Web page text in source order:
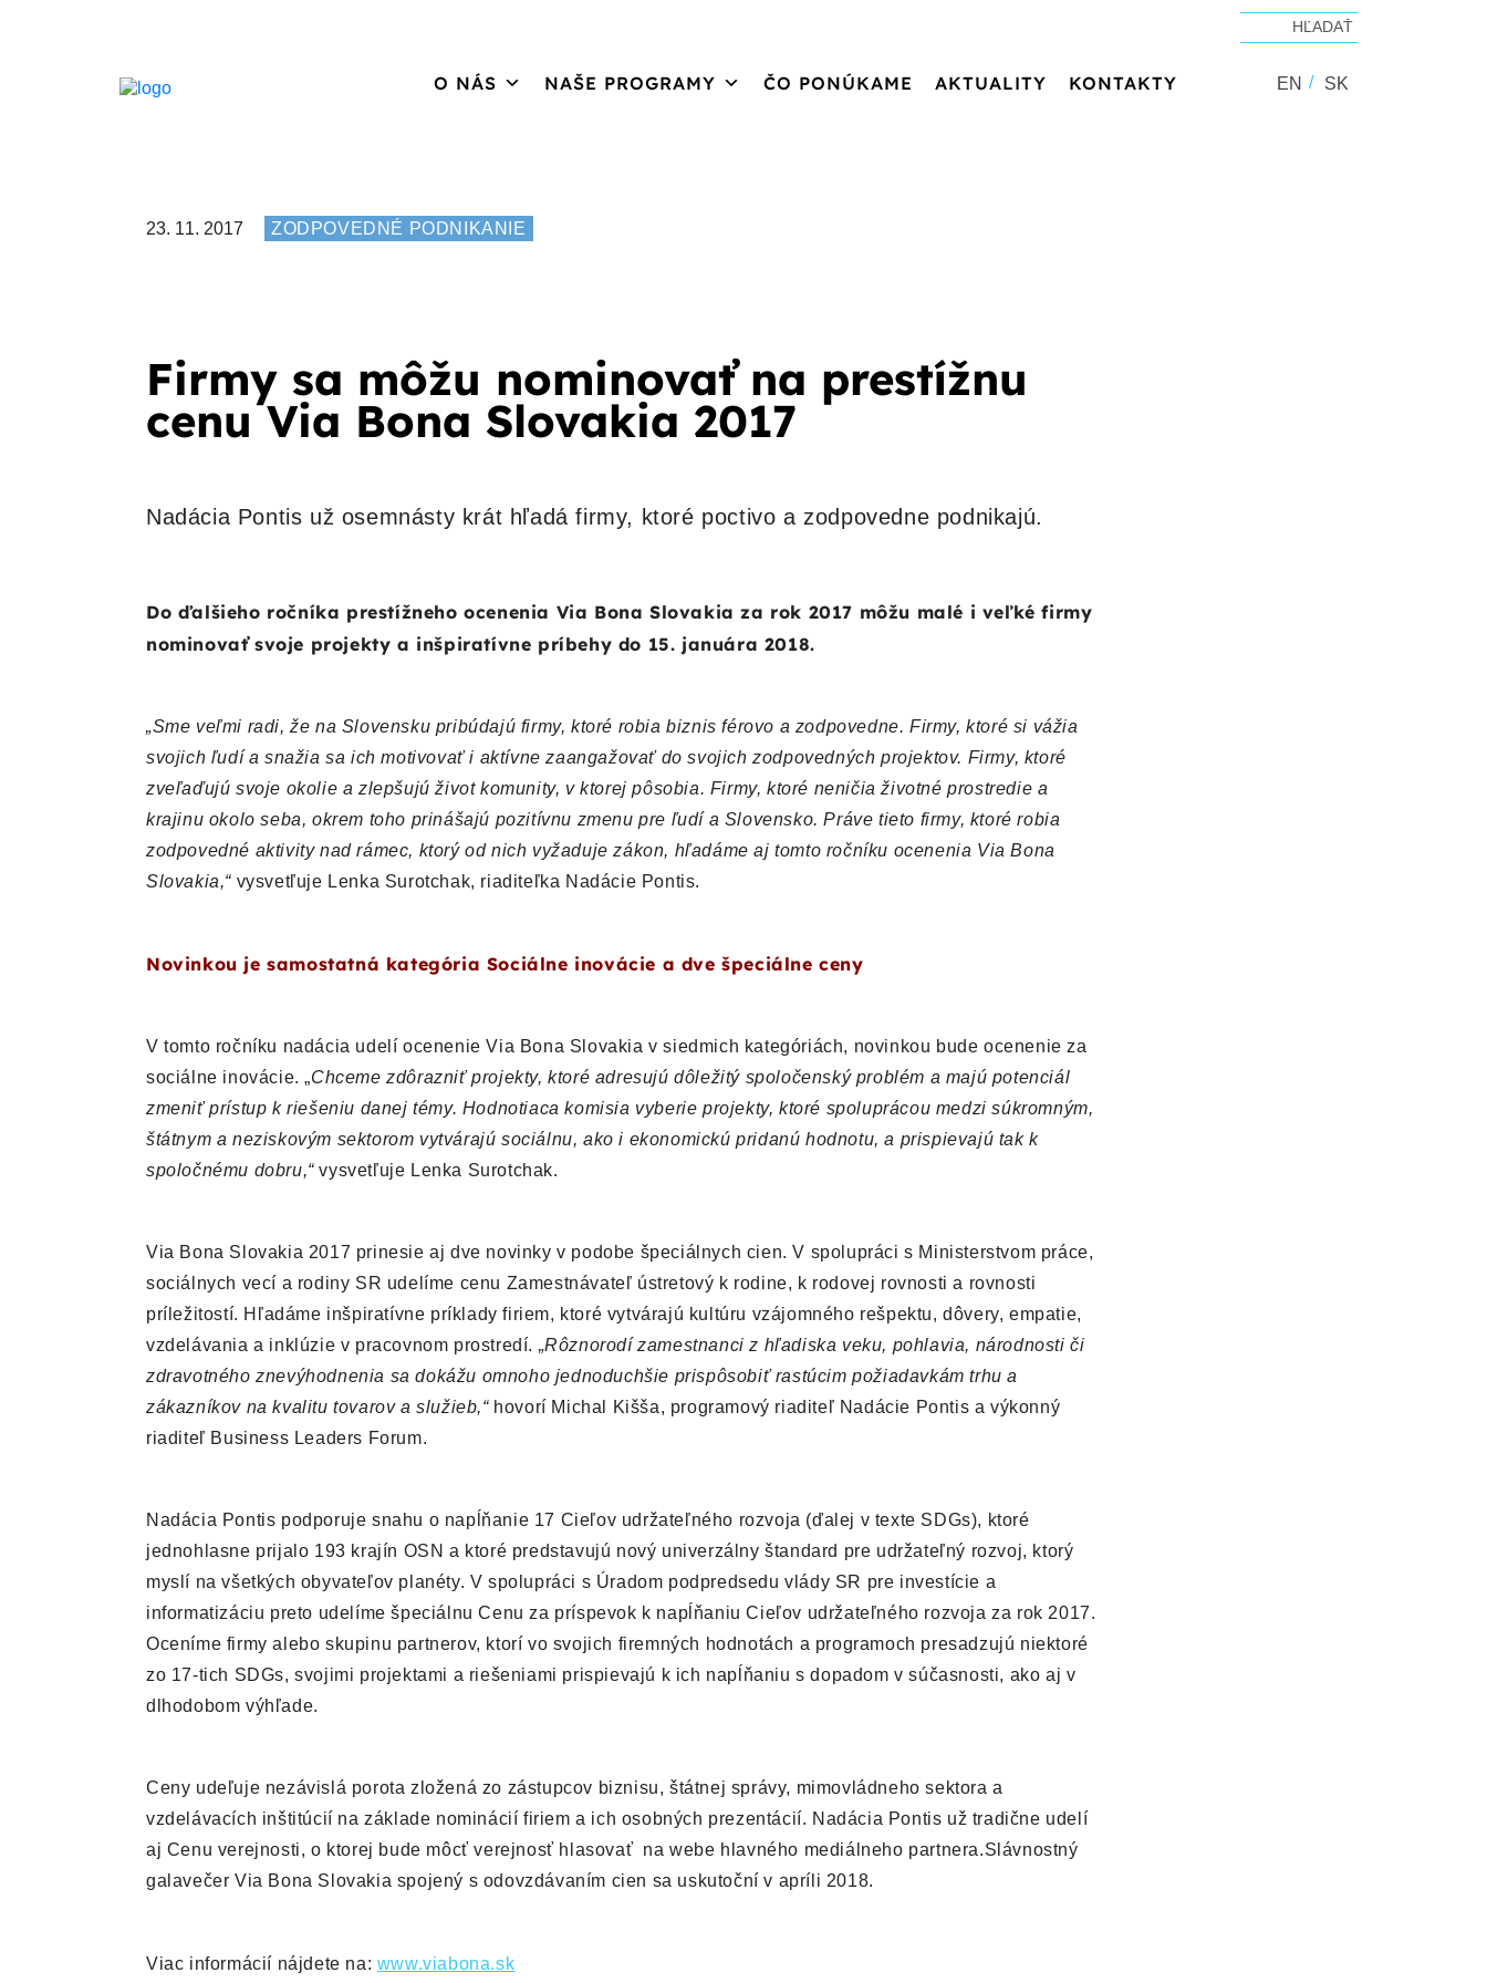
O NÁS NAŠE PROGRAMY ČO PONÚKAME AKTUALITY KONTAKTY EN SK
23. 11. 2017 ZODPOVEDNÉ PODNIKANIE
Firmy sa môžu nominovať na prestížnu
cenu Via Bona Slovakia 2017
Nadácia Pontis už osemnásty krát hľadá firmy, ktoré poctivo a zodpovedne podnikajú.
Do ďalšieho ročníka prestížneho ocenenia Via Bona Slovakia za rok 2017 môžu malé i veľké firmy
nominovať svoje projekty a inšpiratívne príbehy do 15. januára 2018.
„Sme veľmi radi, že na Slovensku pribúdajú firmy, ktoré robia biznis férovo a zodpovedne. Firmy, ktoré si vážia
svojich ľudí a snažia sa ich motivovať i aktívne zaangažovať do svojich zodpovedných projektov. Firmy, ktoré
zveľaďujú svoje okolie a zlepšujú život komunity, v ktorej pôsobia. Firmy, ktoré neničia životné prostredie a
krajinu okolo seba, okrem toho prinášajú pozitívnu zmenu pre ľudí a Slovensko. Práve tieto firmy, ktoré robia
zodpovedné aktivity nad rámec, ktorý od nich vyžaduje zákon, hľadáme aj tomto ročníku ocenenia Via Bona
Slovakia,“ vysvetľuje Lenka Surotchak, riaditeľka Nadácie Pontis.
Novinkou je samostatná kategória Sociálne inovácie a dve špeciálne ceny
V tomto ročníku nadácia udelí ocenenie Via Bona Slovakia v siedmich kategóriách, novinkou bude ocenenie za
sociálne inovácie. „Chceme zdôrazniť projekty, ktoré adresujú dôležitý spoločenský problém a majú potenciál
zmeniť prístup k riešeniu danej témy. Hodnotiaca komisia vyberie projekty, ktoré spoluprácou medzi súkromným,
štátnym a neziskovým sektorom vytvárajú sociálnu, ako i ekonomickú pridanú hodnotu, a prispievajú tak k
spoločnému dobru,“vysvetľuje Lenka Surotchak.
Via Bona Slovakia 2017 prinesie aj dve novinky v podobe špeciálnych cien. V spolupráci s Ministerstvom práce,
sociálnych vecí a rodiny SR udelíme cenu Zamestnávateľ ústretový k rodine, k rodovej rovnosti a rovnosti
príležitostí. Hľadáme inšpiratívne príklady firiem, ktoré vytvárajú kultúru vzájomného rešpektu, dôvery, empatie,
vzdelávania a inklúzie v pracovnom prostredí. „Rôznorodí zamestnanci z hľadiska veku, pohlavia, národnosti či
zdravotného znevýhodnenia sa dokážu omnoho jednoduchšie prispôsobiť rastúcim požiadavkám trhu a
zákazníkov na kvalitu tovarov a služieb,“hovorí Michal Kišša, programový riaditeľ Nadácie Pontis a výkonný
riaditeľ Business Leaders Forum.
Nadácia Pontis podporuje snahu o napĺňanie 17 Cieľov udržateľného rozvoja (ďalej v texte SDGs), ktoré
jednohlasne prijalo 193 krajín OSN a ktoré predstavujú nový univerzálny štandard pre udržateľný rozvoj, ktorý
myslí na všetkých obyvateľov planéty. V spolupráci s Úradom podpredsedu vlády SR pre investície a
informatizáciu preto udelíme špeciálnu Cenu za príspevok k napĺňaniu Cieľov udržateľného rozvoja za rok 2017.
Oceníme firmy alebo skupinu partnerov, ktorí vo svojich firemných hodnotách a programoch presadzujú niektoré
zo 17-tich SDGs, svojimi projektami a riešeniami prispievajú k ich napĺňaniu s dopadom v súčasnosti, ako aj v
dlhodobom výhľade.
Ceny udeľuje nezávislá porota zložená zo zástupcov biznisu, štátnej správy, mimovládneho sektora a
vzdelávacích inštitúcií na základe nominácií firiem a ich osobných prezentácií. Nadácia Pontis už tradične udelí
aj Cenu verejnosti, o ktorej bude môcť verejnosť hlasovať na webe hlavného mediálneho partnera.Slávnostný
galavečer Via Bona Slovakia spojený s odovzdávaním cien sa uskutoční v apríli 2018.
Viac informácií nájdete na: www.viabona.sk